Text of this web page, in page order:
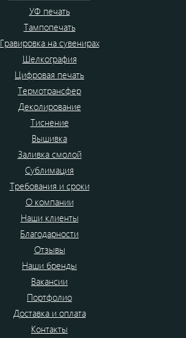
УФ печать
Тампопечать
Гравировка на сувенирах
Шелкография
Цифровая печать
Термотрансфер
Деколирование
Тиснение
Вышивка
Заливка смолой
Сублимация
Требования и сроки
О компании
Наши клиенты
Благодарности
Отзывы
Наши бренды
Вакансии
Портфолио
Доставка и оплата
Контакты